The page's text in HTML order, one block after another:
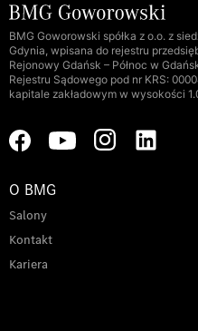
BMG Goworowski spółka z o.o. z
Gdynia, wpisana do rejestru
Rejonowy Gdańsk – Północ w
Rejestru Sądowego pod nr KRS:
kapitale zakładowym w wysokości
O BMG
Salony
Kontakt
Kariera